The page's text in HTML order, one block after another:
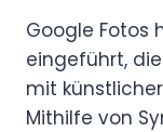
Google Fotos
eingeführt,
mit
Mithilfe von